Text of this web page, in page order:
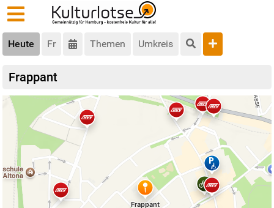
Heute Fr Themen Umkreis
Frappant